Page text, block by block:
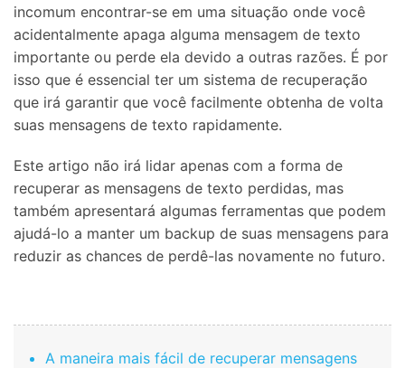
incomum encontrar-se em uma situação onde você
acidentalmente apaga alguma mensagem de texto
importante ou perde ela devido a outras razões. É por
isso que é essencial ter um sistema de recuperação
que irá garantir que você facilmente obtenha de volta
suas mensagens de texto rapidamente.
Este artigo não irá lidar apenas com a forma de
recuperar as mensagens de texto perdidas, mas
também apresentará algumas ferramentas que podem
ajudá-lo a manter um backup de suas mensagens para
reduzir as chances de perdê-las novamente no futuro.
A maneira mais fácil de recuperar mensagens